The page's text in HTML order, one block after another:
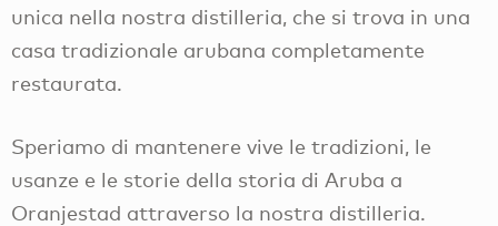
unica nella nostra distilleria, che si trova in una
casa tradizionale arubana completamente
restaurata.
Speriamo di mantenere vive le tradizioni, le
usanze e le storie della storia di Aruba a
Oranjestad attraverso la nostra distilleria.